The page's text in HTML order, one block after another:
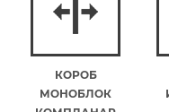
КОРОБ
МОНОБЛОК